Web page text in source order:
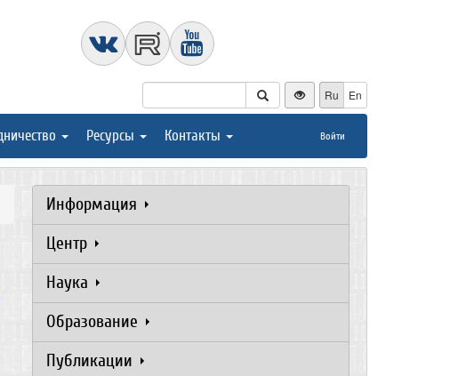
Ru En
Ресурсы Контакты Войти
Информация
Центр
Наука
Образование
Публикации